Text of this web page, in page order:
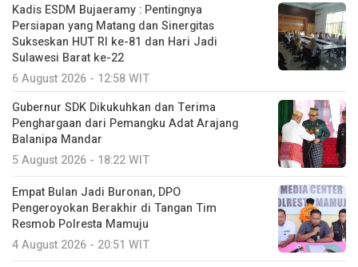
Kadis ESDM Bujaeramy : Pentingnya
Persiapan yang Matang dan Sinergitas
Sukseskan HUT RI ke-81 dan Hari Jadi
Sulawesi Barat ke-22
6 August 2026 - 12:58 WIT
Gubernur SDK Dikukuhkan dan Terima
Penghargaan dari Pemangku Adat Arajang
Balanipa Mandar
5 August 2026 - 18:22 WIT
Empat Bulan Jadi Buronan, DPO
Pengeroyokan Berakhir di Tangan Tim
Resmob Polresta Mamuju
4 August 2026 - 20:51 WIT